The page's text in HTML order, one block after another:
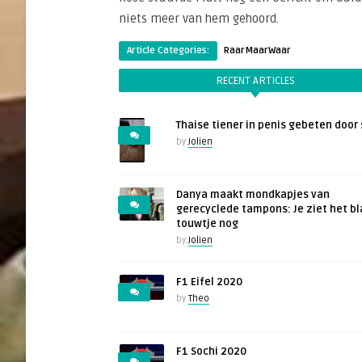
niets meer van hem gehoord.
Article Categories: RaarMaarWaar
RECENT ARTICLES
Thaise tiener in penis gebeten door
byJolien
Danya maakt mondkapjes van
gerecyclede tampons: Je ziet het
touwtje nog
byJolien
F1 Eifel 2020
by Theo
F1 Sochi 2020